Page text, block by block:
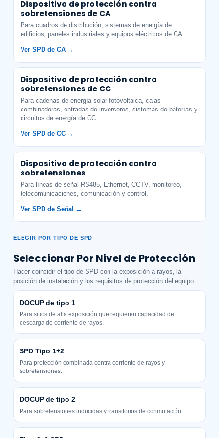
Dispositivo de protección contra
sobretensiones de CA
Para cuadros de distribución, sistemas de energía de
edificios, paneles industriales y equipos eléctricos de CA.
Ver SPD de CA →
Dispositivo de protección contra
sobretensiones de CC
Para cadenas de energía solar fotovoltaica, cajas
combinadoras, entradas de inversores, sistemas de baterías y
circuitos de energía de CC.
Ver SPD de CC →
Dispositivo de protección contra
sobretensiones
Para líneas de señal RS485, Ethernet, CCTV, monitoreo,
telecomunicaciones, comunicación y control.
Ver SPD de Señal →
ELEGIR POR TIPO DE SPD
Seleccionar Por Nivel de Protección
Hacer coincidir el tipo de SPD con la exposición a rayos, la
posición de instalación y los requisitos de protección del equipo.
DOCUP de tipo 1
Para sitios de alta exposición que requieren capacidad de
descarga de corriente de rayos.
SPD Tipo 1+2
Para protección combinada contra corriente de rayos y
sobretensiones.
DOCUP de tipo 2
Para sobretensiones inducidas y transitorios de conmutación.